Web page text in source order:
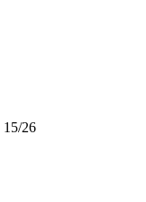
15/26